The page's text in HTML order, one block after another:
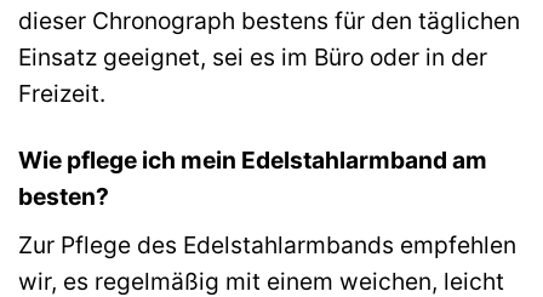
dieser Chronograph bestens für den täglichen
Einsatz geeignet, sei es im Büro oder in der
Freizeit.
Wie pflege ich mein Edelstahlarmband am
besten?
Zur Pflege des Edelstahlarmbands empfehlen
wir, es regelmäßig mit einem weichen, leicht